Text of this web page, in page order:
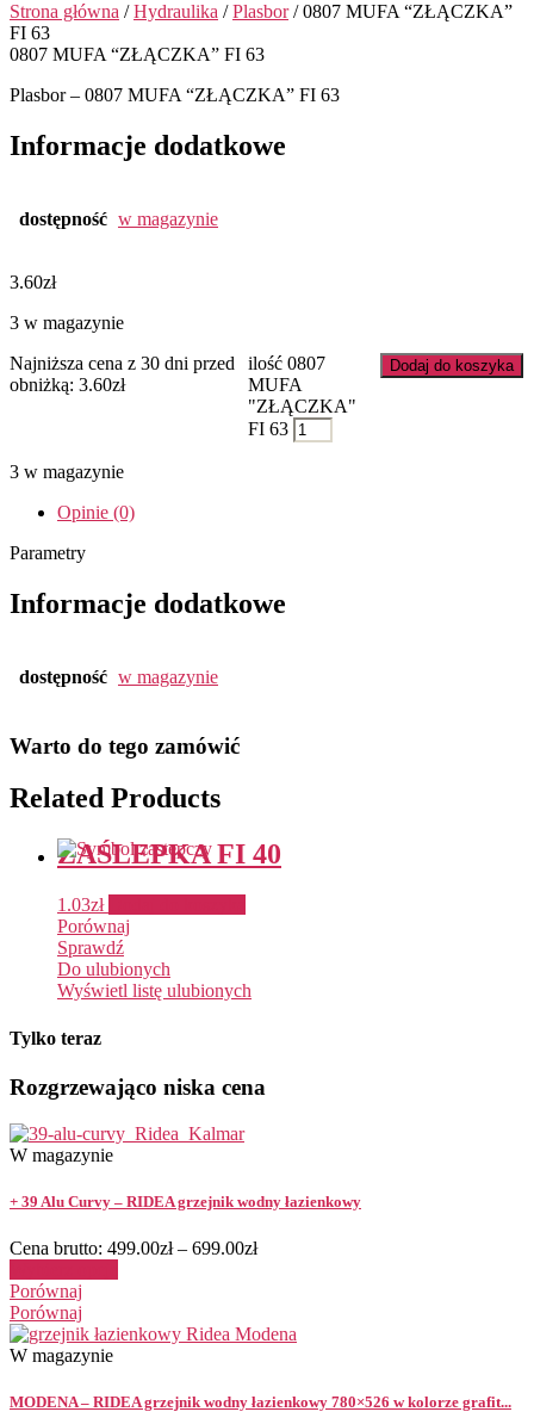
Strona główna /Hydraulika /Plasbor/ 0807 MUFA “ZŁĄCZKA”
FI 63
0807 MUFA “ZŁĄCZKA” FI 63
Plasbor – 0807 MUFA “ZŁĄCZKA” FI 63
Informacje dodatkowe
dostępność w magazynie
3.60zł
3 w magazynie
Najniższa cena z 30 dni przed
obniżką: 3.60zł
ilość 0807
MUFA
"ZŁĄCZKA"
FI 63
Dodaj do koszyka
3 w magazynie
Opinie (0)
Parametry
Informacje dodatkowe
dostępność w magazynie
Warto do tego zamówić
Related Products
ZAŚLEPKA FI 40
1.03zł
Porównaj
Sprawdź
Do ulubionych
Wyświetl listę ulubionych
Tylko teraz
Rozgrzewająco niska cena
W magazynie
+ 39 Alu Curvy – RIDEA grzejnik wodny łazienkowy
Cena brutto: 499.00zł– 699.00zł
Porównaj
Porównaj
W magazynie
MODENA – RIDEA grzejnik wodny łazienkowy 780×526 w kolorze grafit...